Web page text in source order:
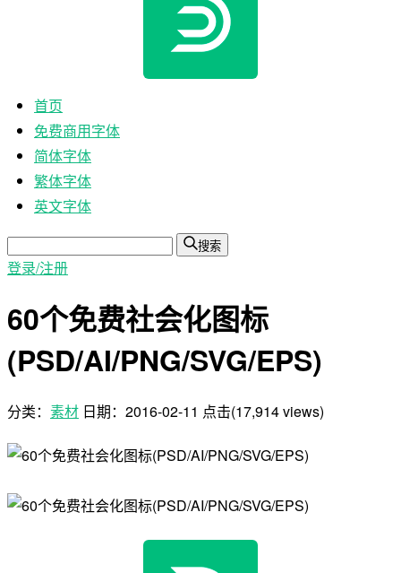
首页
免费商用字体
简体字体
繁体字体
英文字体
搜索
登录/注册
60个免费社会化图标
(PSD/AI/PNG/SVG/EPS)
分类： 素材 日期： 2016-02-11 点击(17,914 views)